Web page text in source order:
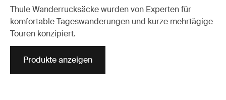
Thule Wanderrucksäcke wurden von Experten für
komfortable Tageswanderungen und kurze mehrtägige
Touren konzipiert.
Produkte anzeigen